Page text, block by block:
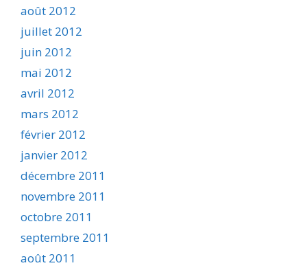
août 2012
juillet 2012
juin 2012
mai 2012
avril 2012
mars 2012
février 2012
janvier 2012
décembre 2011
novembre 2011
octobre 2011
septembre 2011
août 2011